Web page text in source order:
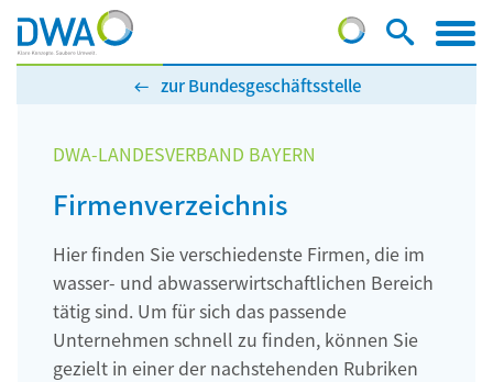
zur Bundesgeschäftsstelle
DWA-LANDESVERBAND BAYERN
Firmenverzeichnis
Hier finden Sie verschiedenste Firmen, die im
wasser- und abwasserwirtschaftlichen Bereich
tätig sind. Um für sich das passende
Unternehmen schnell zu finden, können Sie
gezielt in einer der nachstehenden Rubriken